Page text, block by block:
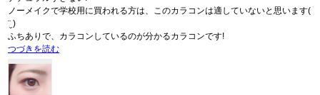
ノーメイクで学校用に買われる方は、このカラコンは適していないと思います(
¨̮ )
ふちありで、カラコンしているのが分かるカラコンです!
つづきを読む